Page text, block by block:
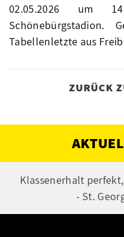
02.05.2026 um
Tabellenletzte aus
ZURÜCK
Klassenerhalt
- St.